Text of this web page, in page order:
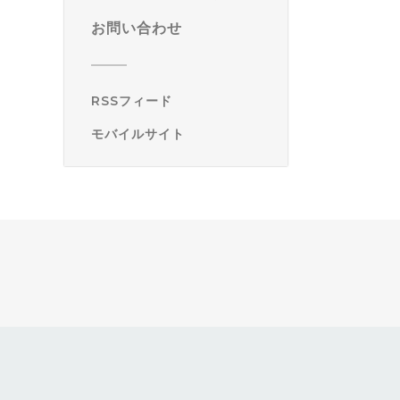
お問い合わせ
RSSフィード
モバイルサイト